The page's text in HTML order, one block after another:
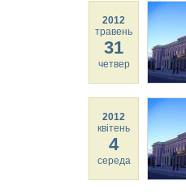
2012
травень
31
четвер
2012
квітень
4
середа